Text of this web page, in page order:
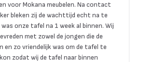
voor Mokana meubelen. Na contact
bleken zij de wachttijd echt na te
onze tafel na 1 week al binnen. Wij
met zowel de jongen die de
en zo vriendelijk was om de tafel te
zodat wij de tafel naar binnen